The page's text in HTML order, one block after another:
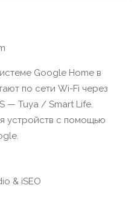
Google Home в
по сети Wi-Fi через
— Tuya / Smart Life.
устройств с помощью
& iSEO